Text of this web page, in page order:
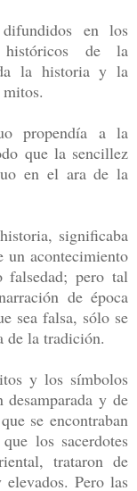
en los
históricos de la
la historia y la
propendía a la
que la sencillez
en el ara de la
significaba
un acontecimiento
falsedad; pero tal
de época
sea falsa, sólo se
de la tradición.
y los símbolos
y de
se encontraban
los sacerdotes
trataron de
elevados. Pero las